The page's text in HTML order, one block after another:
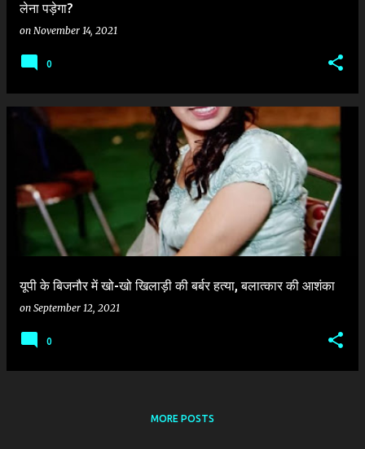
लेना पड़ेगा?
on November 14, 2021
0
यूपी के बिजनौर में खो-खो खिलाड़ी की बर्बर हत्या, बलात्कार की आशंका
on September 12, 2021
0
MORE POSTS